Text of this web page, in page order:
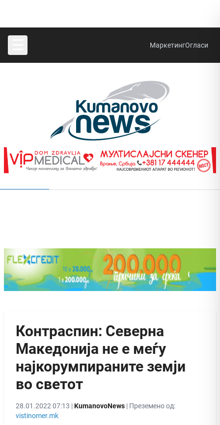
МаркетингОгласи
Контраспин: Северна
Македонија не е меѓу
најкорумпираните земји
во светот
28.01.2022 07:13 |KumanovoNews | Преземено од:
vistinomer.mk